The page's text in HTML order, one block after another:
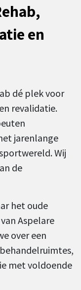
en
dé plek voor
revalidatie.
jarenlange
Wij
de
het oude
Aspelare
over een
met voldoende